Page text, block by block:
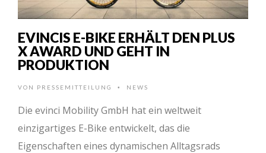
EVINCIS E-BIKE ERHÄLT DEN PLUS
X AWARD UND GEHT IN
PRODUKTION
VON PRESSEMITTEILUNG • NEWS
Die evinci Mobility GmbH hat ein weltweit
einzigartiges E-Bike entwickelt, das die
Eigenschaften eines dynamischen Alltagsrads